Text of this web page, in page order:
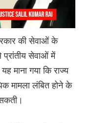
की सेवाओं के
प्रांतीय सेवाओं में
माना गया कि राज्य
मामला लंबित होने के